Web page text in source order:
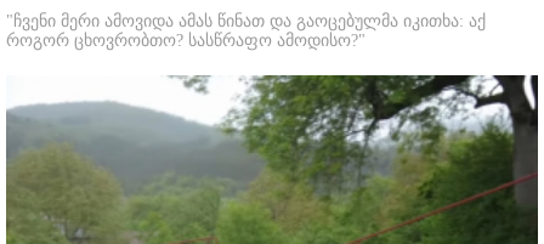
"ჩვენი მერი ამოვიდა ამას წინათ და გაოცებულმა იკითხა: აქ
როგორ ცხოვრობთო? სასწრაფო ამოდისო?"